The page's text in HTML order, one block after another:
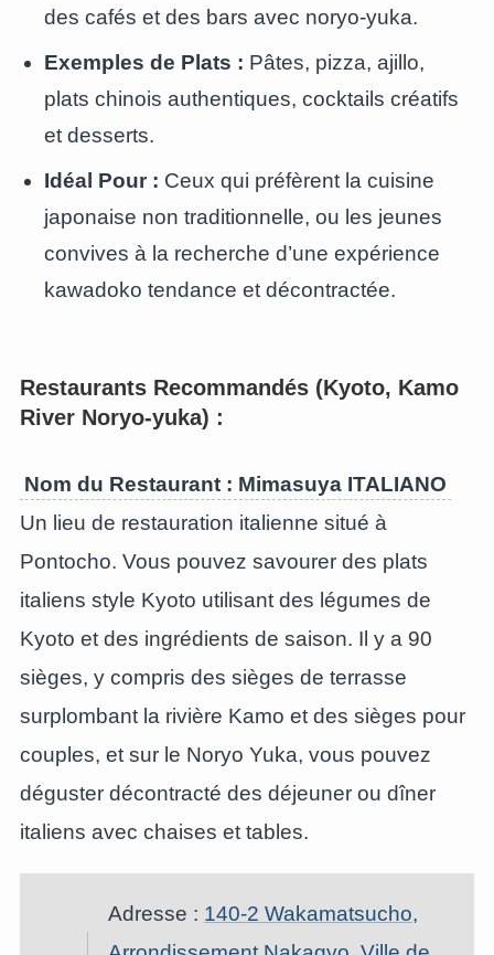
des cafés et des bars avec noryo-yuka.
Exemples de Plats : Pâtes, pizza, ajillo,
plats chinois authentiques, cocktails créatifs
et desserts.
Idéal Pour : Ceux qui préfèrent la cuisine
japonaise non traditionnelle, ou les jeunes
convives à la recherche d’une expérience
kawadoko tendance et décontractée.
Restaurants Recommandés (Kyoto, Kamo
River Noryo-yuka) :
Nom du Restaurant : Mimasuya ITALIANO
Un lieu de restauration italienne situé à
Pontocho. Vous pouvez savourer des plats
italiens style Kyoto utilisant des légumes de
Kyoto et des ingrédients de saison. Il y a 90
sièges, y compris des sièges de terrasse
surplombant la rivière Kamo et des sièges pour
couples, et sur le Noryo Yuka, vous pouvez
déguster décontracté des déjeuner ou dîner
italiens avec chaises et tables.
Adresse : 140-2 Wakamatsucho,